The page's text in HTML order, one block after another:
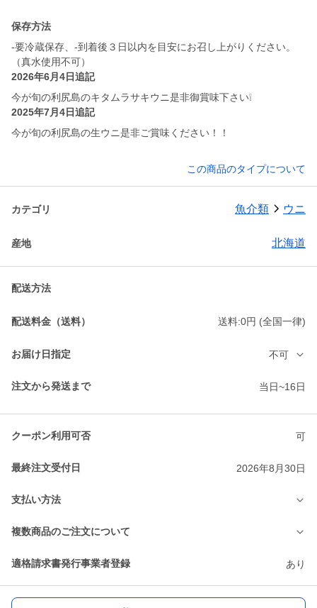
保存方法
-要冷蔵保存、-到着後３日以内を目安にお召し上がりください。
（真水使用不可）
2026年6月4日追記
今が旬の利尻島のキタムラサキウニ是非御賞味下さい❕
2025年7月4日追記
今が旬の利尻島の生ウニ是非ご賞味ください！！
この商品のタイプについて
カテゴリ 魚介類 ウニ
産地 北海道
配送方法
配送料金（送料） 送料:0円 (全国一律)
お届け日指定 不可
注文から発送まで 当日~16日
クーポン利用可否 可
最終注文受付日 2026年8月30日
支払い方法
複数商品のご注文について
適格請求書発行事業者登録 あり